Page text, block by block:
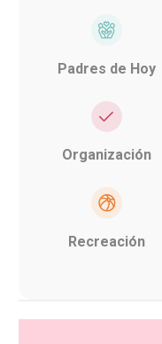
Padres de Hoy
Organización
Recreación